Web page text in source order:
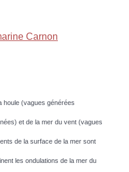
Carnon
houle (vagues générées
et de la mer du vent (vagues
de la surface de la mer sont
les ondulations de la mer du